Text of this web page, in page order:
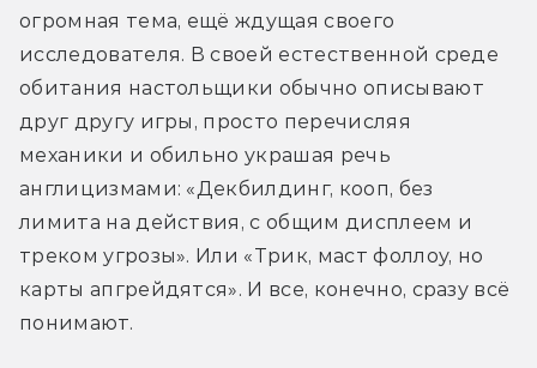
огромная тема, ещё ждущая своего
исследователя. В своей естественной среде
обитания настольщики обычно описывают
друг другу игры, просто перечисляя
механики и обильно украшая речь
англицизмами: «Декбилдинг, кооп, без
лимита на действия, с общим дисплеем и
треком угрозы». Или «Трик, маст фоллоу, но
карты апгрейдятся». И все, конечно, сразу всё
понимают.